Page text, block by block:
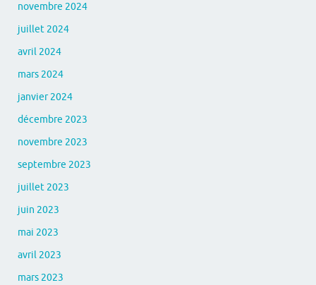
novembre 2024
juillet 2024
avril 2024
mars 2024
janvier 2024
décembre 2023
novembre 2023
septembre 2023
juillet 2023
juin 2023
mai 2023
avril 2023
mars 2023